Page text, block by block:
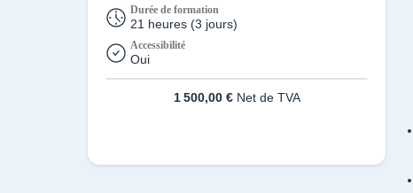
Durée de formation
21 heures (3 jours)
Accessibilité
Oui
1 500,00 € Net de TVA